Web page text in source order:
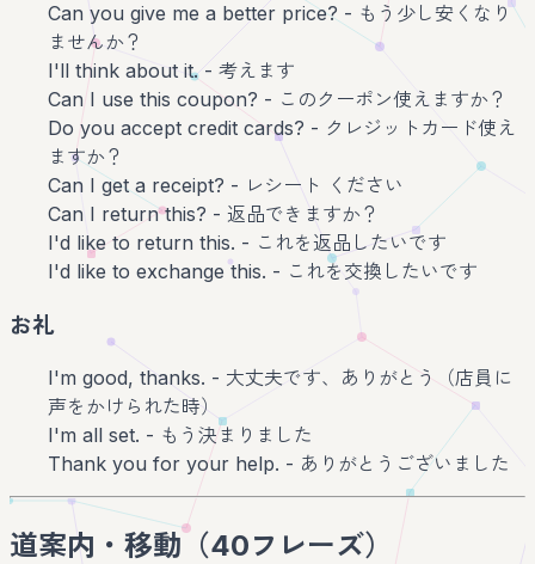
Can you give me a better price? - もう少し安くなり
ませんか？
I'll think about it. - 考えます
Can I use this coupon? - このクーポン使えますか？
Do you accept credit cards? - クレジットカード使え
ますか？
Can I get a receipt? - レシート ください
Can I return this? - 返品できますか？
I'd like to return this. - これを返品したいです
I'd like to exchange this. - これを交換したいです
お礼
I'm good, thanks. - 大丈夫です、ありがとう（店員に
声をかけられた時）
I'm all set. - もう決まりました
Thank you for your help. - ありがとうございました
道案内・移動（40フレーズ）